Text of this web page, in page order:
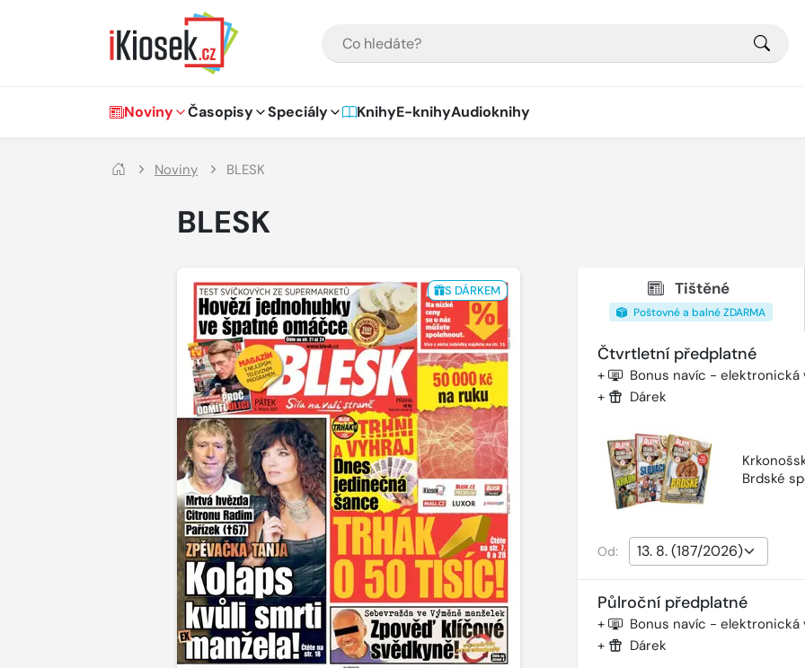
Hlavní navigace
Noviny Časopisy Speciály KnihyE-knihyAudioknihy
Noviny BLESK
BLESK
S DÁRKEM Tištěné
Poštovné a balné ZDARMA
Čtvrtletní předplatné
+ Bonus navíc - elektronická
+ Dárek
Brdské
Od:
Půlroční předplatné
+ Bonus navíc - elektronická
+ Dárek